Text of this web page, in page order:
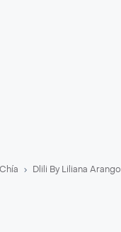
Dlili By Liliana Arango